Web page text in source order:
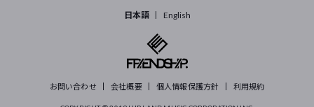
日本語 English
お問い合わせ 会社概要 個人情報保護方針 利用規約